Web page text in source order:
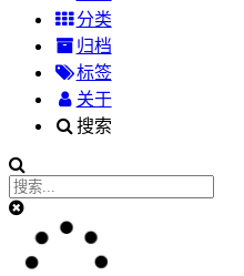
分类
归档
标签
关于
搜索